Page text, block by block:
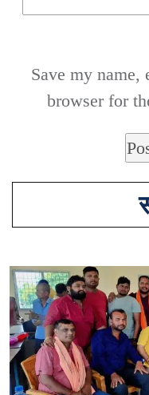
Save my name,
browser for